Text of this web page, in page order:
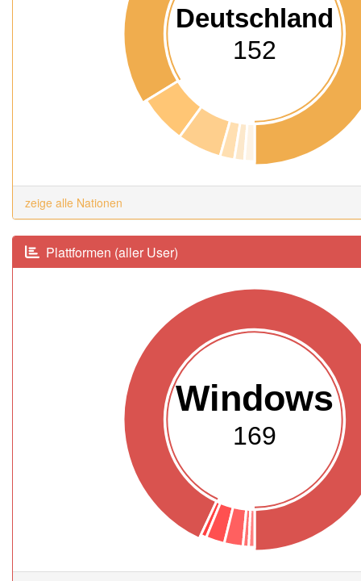
Deutschland
152
zeige alle Nationen
Plattformen (aller User)
Windows
169